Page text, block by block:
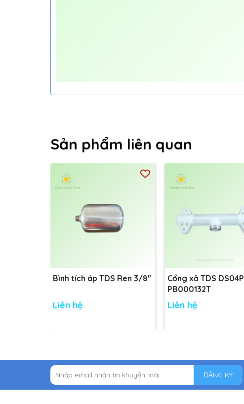
Sản phẩm liên quan
Bình tích áp TDS Ren 3/8"
Liên hệ
Cổng xả TDS DS04P
PB000132T
Liên hệ
ĐĂNG KÝ